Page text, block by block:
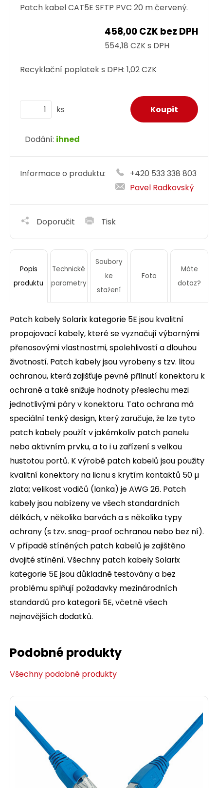
Patch kabel CAT5E SFTP PVC 20 m červený.
458,00 CZK bez DPH
554,18 CZK s DPH
Recyklační poplatek s DPH: 1,02 CZK
ks
Dodání: ihned
Informace o produktu:
+420 533 338 803
Pavel Radkovský
Doporučit Tisk
Popis
produktu
Technické
parametry
Soubory
ke
stažení
Foto
Máte
dotaz?
Patch kabely Solarix kategorie 5E jsou kvalitní
propojovací kabely, které se vyznačují výbornými
přenosovými vlastnostmi, spolehlivostí a dlouhou
životností. Patch kabely jsou vyrobeny s tzv. litou
ochranou, která zajišťuje pevné přilnutí konektoru k
ochraně a také snižuje hodnoty přeslechu mezi
jednotlivými páry v konektoru. Tato ochrana má
speciální tenký design, který zaručuje, že lze tyto
patch kabely použít v jakémkoliv patch panelu
nebo aktivním prvku, a to i u zařízení s velkou
hustotou portů. K výrobě patch kabelů jsou použity
kvalitní konektory na licnu s krytím kontaktů 50 µ
zlata; velikost vodičů (lanka) je AWG 26. Patch
kabely jsou nabízeny ve všech standardních
délkách, v několika barvách a s několika typy
ochrany (s tzv. snag-proof ochranou nebo bez ní).
V případě stíněných patch kabelů je zajištěno
dvojité stínění. Všechny patch kabely Solarix
kategorie 5E jsou důkladně testovány a bez
problému splňují požadavky mezinárodních
standardů pro kategorii 5E, včetně všech
nejnovějších dodatků.
Podobné produkty
Všechny podobné produkty